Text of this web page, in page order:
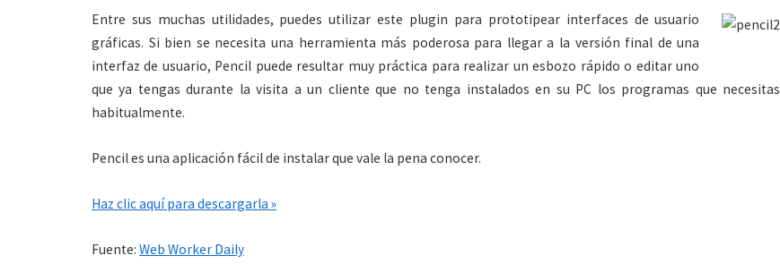
Entre sus muchas utilidades, puedes utilizar este plugin para prototipear interfaces de usuario
gráficas. Si bien se necesita una herramienta más poderosa para llegar a la versión final de una
interfaz de usuario, Pencil puede resultar muy práctica para realizar un esbozo rápido o editar uno
que ya tengas durante la visita a un cliente que no tenga instalados en su PC los programas que necesitas
habitualmente.
Pencil es una aplicación fácil de instalar que vale la pena conocer.
Haz clic aquí para descargarla »
Fuente: Web Worker Daily